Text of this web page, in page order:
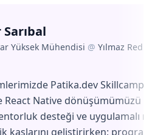
Yüksek Mühendisi @ Yılmaz
Patika.dev Skillcamp'i
React Native dönüşümümüzü
desteği ve uygulamalı
kaslarını geliştirirken; programın